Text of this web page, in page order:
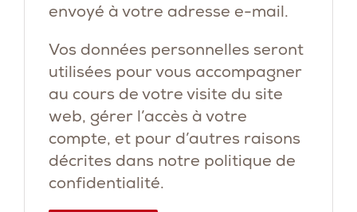
envoyé à votre adresse e-mail.
Vos données personnelles seront
utilisées pour vous accompagner
au cours de votre visite du site
web, gérer l’accès à votre
compte, et pour d’autres raisons
décrites dans notre politique de
confidentialité.